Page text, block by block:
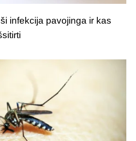
infekcija pavojinga ir kas